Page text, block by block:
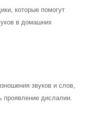
которые помогут
в домашних
звуков и слов,
проявление дислалии.